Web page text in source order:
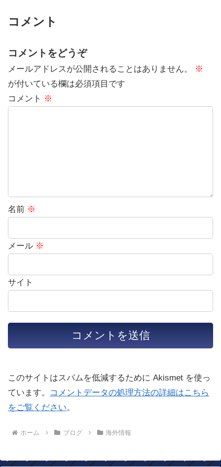
コメント
コメントをどうぞ
メールアドレスが公開されることはありません。
※
が付いている欄は必須項目です
コメント ※
名前 ※
メール ※
サイト
このサイトはスパムを低減するために Akismet を使っ
ています。
コメントデータの処理方法の詳細はこちら
をご覧ください。
ホーム ブログ 海外情報